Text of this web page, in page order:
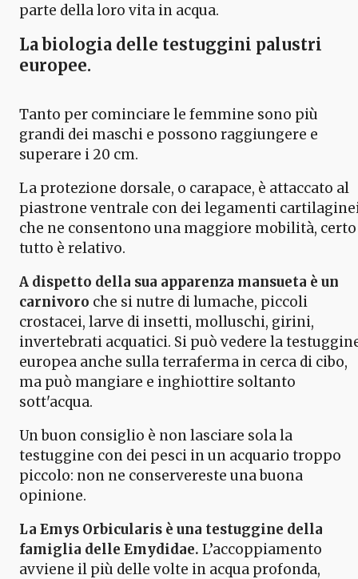
parte della loro vita in acqua.
La biologia delle testuggini palustri
europee.
Tanto per cominciare le femmine sono più
grandi dei maschi e possono raggiungere e
superare i 20 cm.
La protezione dorsale, o carapace, è attaccato al
piastrone ventrale con dei legamenti
che ne consentono una maggiore mobilità, certo
tutto è relativo.
A dispetto della sua apparenza mansueta è un
carnivoro che si nutre di lumache, piccoli
crostacei, larve di insetti, molluschi, girini,
invertebrati acquatici. Si può vedere la
europea anche sulla terraferma in cerca di cibo,
ma può mangiare e inghiottire soltanto
sott'acqua.
Un buon consiglio è non lasciare sola la
testuggine con dei pesci in un acquario troppo
piccolo: non ne conservereste una buona
opinione.
La Emys Orbicularis è una testuggine della
famiglia delle Emydidae. L’accoppiamento
avviene il più delle volte in acqua profonda,